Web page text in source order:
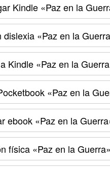
Kindle«Paz en la
«Paz en la
Kindle «Paz en la
«Paz en la
ebook «Paz en la
física«Paz en la Guerra»